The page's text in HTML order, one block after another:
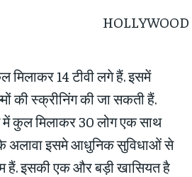
14 टीवी लगे हैं. इसमें
की स्‍क्रीनिंग की जा सकती हैं.
कुल मिलाकर 30 लोग एक साथ
अलावा इसमे आधुनिक सुविधाओं से
इसकी एक और बड़ी खासियत है